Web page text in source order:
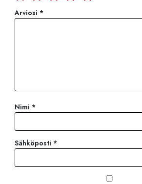
Arviosi *
Nimi *
Sähköposti *